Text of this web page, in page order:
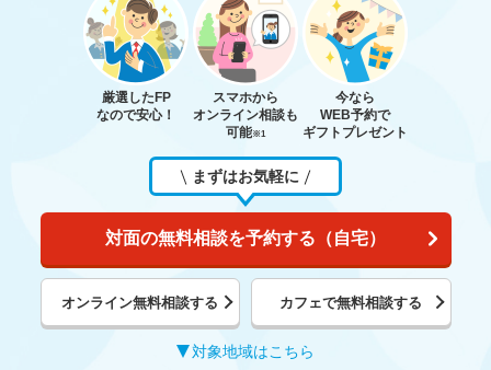
厳選したFP
なので安心！
スマホから
オンライン相談も
可能※1
今なら
WEB予約で
ギフトプレゼント
まずはお気軽に
対面の無料相談を予約する（自宅）
オンライン無料相談する カフェで無料相談する
対象地域はこちら